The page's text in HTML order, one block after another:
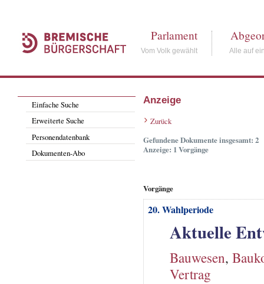
Parlament
Vom Volk gewählt Alle auf
Einfache Suche
Erweiterte Suche
Personendatenbank
Dokumenten-Abo
Anzeige
Zurück
Gefundene Dokumente insgesamt: 2
Anzeige: 1 Vorgänge
Vorgänge
20. Wahlperiode
Aktuelle
Bauwesen,
Vertrag